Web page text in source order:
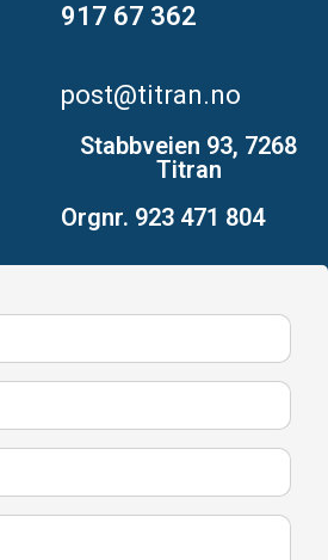
917 67 362
post@titran.no
Stabbveien 93, 7268
Titran
Orgnr. 923 471 804